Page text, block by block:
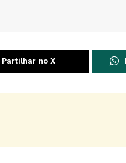
Partilhar no X